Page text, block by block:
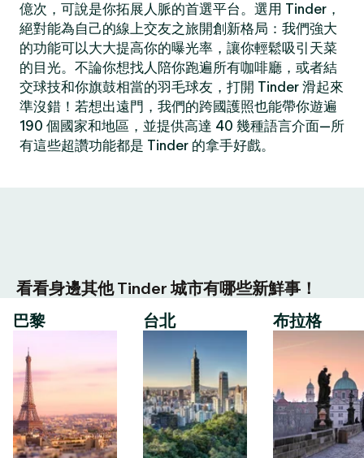
億次，可說是你拓展人脈的首選平台。選用 Tinder，
絕對能為自己的線上交友之旅開創新格局：我們強大
的功能可以大大提高你的曝光率，讓你輕鬆吸引天菜
的目光。不論你想找人陪你跑遍所有咖啡廳，或者結
交球技和你旗鼓相當的羽毛球友，打開 Tinder 滑起來
準沒錯！若想出遠門，我們的跨國護照也能帶你遊遍
190 個國家和地區，並提供高達 40 幾種語言介面—所
有這些超讚功能都是 Tinder 的拿手好戲。
看看身邊其他 Tinder 城市有哪些新鮮事！
巴黎
台北 布拉格